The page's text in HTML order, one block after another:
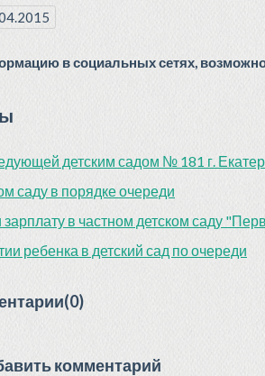
в социальных сетях,
детским садом № 181 г.
саду в порядке очереди
в частном детском саду
ребенка в детский сад по очереди
комментарий